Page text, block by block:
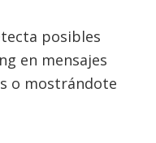
posibles
en mensajes
o mostrándote